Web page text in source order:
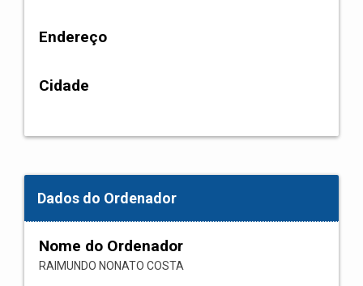
Endereço
Cidade
Dados do Ordenador
Nome do Ordenador
RAIMUNDO NONATO COSTA